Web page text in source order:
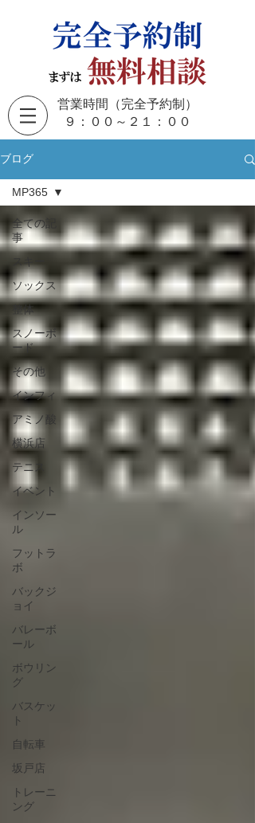
営業時間（完全予約制）
​９：００～２１：００
ブログ
全ての記
事
スキー
ソックス
整体
スノーボ
ード
その他
インフィ
アミノ酸
横浜店
テニス
イベント
インソー
ル
フットラ
ボ
バックジ
ョイ
バレーボ
ール
ボウリン
グ
バスケッ
ト
自転車
坂戸店
トレーニ
ング
MP365